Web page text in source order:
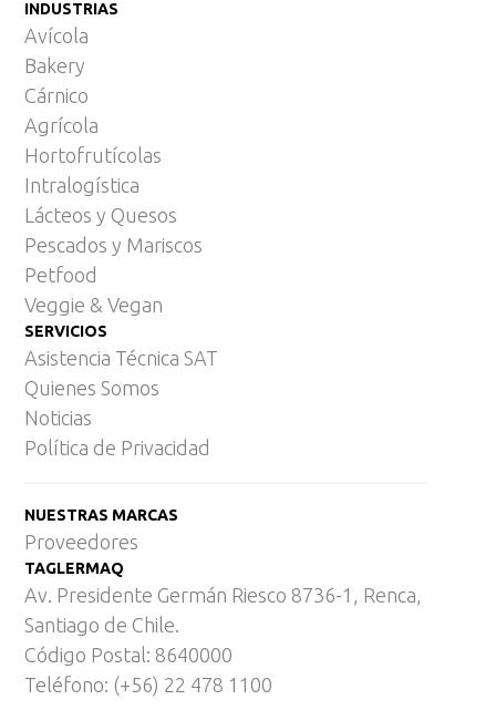
INDUSTRIAS
Avícola
Bakery
Cárnico
Agrícola
Hortofrutícolas
Intralogística
Lácteos y Quesos
Pescados y Mariscos
Petfood
Veggie & Vegan
SERVICIOS
Asistencia Técnica SAT
Quienes Somos
Noticias
Política de Privacidad
NUESTRAS MARCAS
Proveedores
TAGLERMAQ
Av. Presidente Germán Riesco 8736-1, Renca,
Santiago de Chile.
Código Postal: 8640000
Teléfono: (+56) 22 478 1100